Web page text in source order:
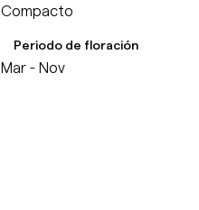
Compacto
Periodo de floración
Mar - Nov